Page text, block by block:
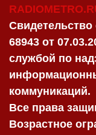
68943 от
службой по
коммуникаций.
Все права
Возрастное